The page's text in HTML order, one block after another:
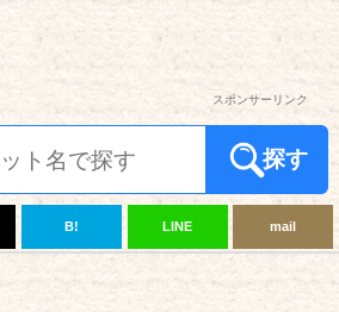
スポンサーリンク
探す
B! LINE mail